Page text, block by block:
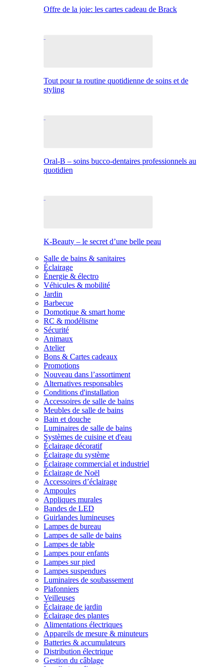
Offre de la joie: les cartes cadeau de Brack
Tout pour ta routine quotidienne de soins et de
styling
Oral-B – soins bucco-dentaires professionnels au
quotidien
K-Beauty – le secret d’une belle peau
Salle de bains & sanitaires
Éclairage
Énergie & électro
Véhicules & mobilité
Jardin
Barbecue
Domotique & smart home
RC & modélisme
Sécurité
Animaux
Atelier
Bons & Cartes cadeaux
Promotions
Nouveau dans l’assortiment
Alternatives responsables
Conditions d'installation
Accessoires de salle de bains
Meubles de salle de bains
Bain et douche
Luminaires de salle de bains
Systèmes de cuisine et d'eau
Éclairage décoratif
Éclairage du système
Éclairage commercial et industriel
Éclairage de Noël
Accessoires d’éclairage
Ampoules
Appliques murales
Bandes de LED
Guirlandes lumineuses
Lampes de bureau
Lampes de salle de bains
Lampes de table
Lampes pour enfants
Lampes sur pied
Lampes suspendues
Luminaires de soubassement
Plafonniers
Veilleuses
Éclairage de jardin
Éclairage des plantes
Alimentations électriques
Appareils de mesure & minuteurs
Batteries & accumulateurs
Distribution électrique
Gestion du câblage